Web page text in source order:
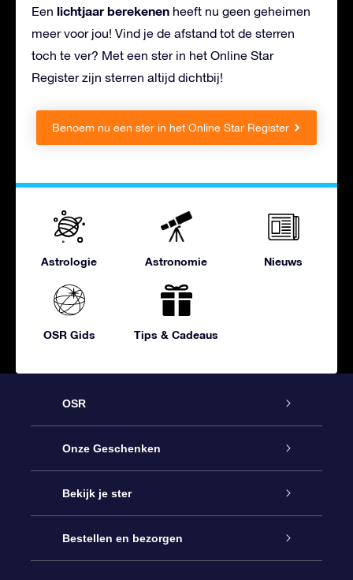
Een lichtjaar berekenen heeft nu geen geheimen
meer voor jou! Vind je de afstand tot de sterren
toch te ver? Met een ster in het Online Star
Register zijn sterren altijd dichtbij!
Benoem nu een ster in het Online Star Register
Astrologie Astronomie Nieuws
OSR Gids Tips & Cadeaus
OSR
Service
Contact
Blog
Onze Geschenken
Online Star Gift
OSR Cadeaupakket
Bekijk je ster
Sterrenregister
Bestellen en bezorgen